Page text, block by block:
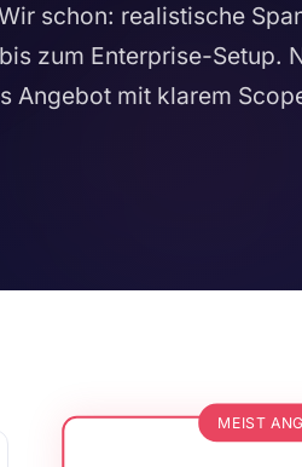
schon: realistische
zum Enterprise-Setup.
Angebot mit klarem
MEIST